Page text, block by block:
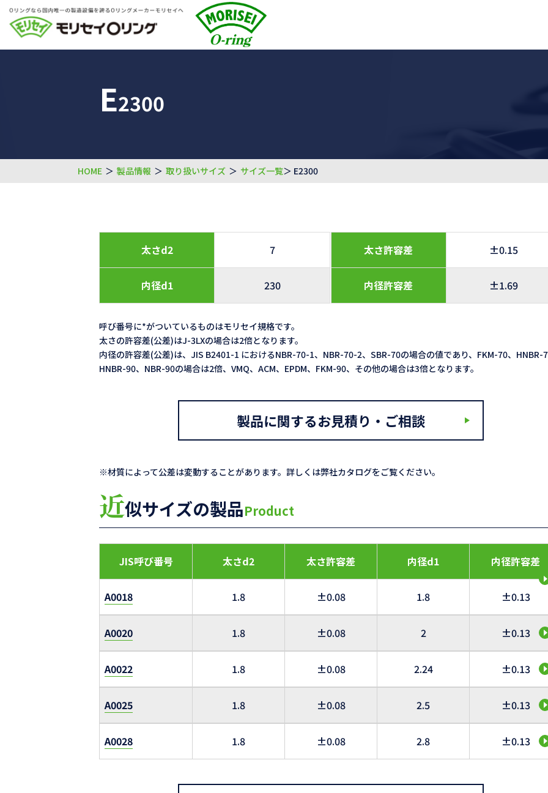
E2300
HOME ＞ 製品情報 ＞ 取り扱いサイズ ＞ サイズ一覧＞ E2300
太さd2 7
内径d1 230
太さ許容差 ±0.15
内径許容差 ±1.69
呼び番号に*がついているものはモリセイ規格です。
太さの許容差(公差)はJ-3LXの場合は2倍となります。
内径の許容差(公差)は、JIS B2401-1 におけるNBR-70-1、NBR-70-2、SBR-70の場合の値であり、FKM-70、HNBR-
HNBR-90、NBR-90の場合は2倍、VMQ、ACM、EPDM、FKM-90、その他の場合は3倍となります。
製品に関するお見積り・ご相談
※材質によって公差は変動することがあります。詳しくは弊社カタログをご覧ください。
近似サイズの製品Product
JIS呼び番号 太さd2 太さ許容差 内径d1 内径許容差
A0018 1.8 ±0.08 1.8 ±0.13
A0020 1.8 ±0.08 2 ±0.13
A0022 1.8 ±0.08 2.24 ±0.13
A0025 1.8 ±0.08 2.5 ±0.13
A0028 1.8 ±0.08 2.8 ±0.13